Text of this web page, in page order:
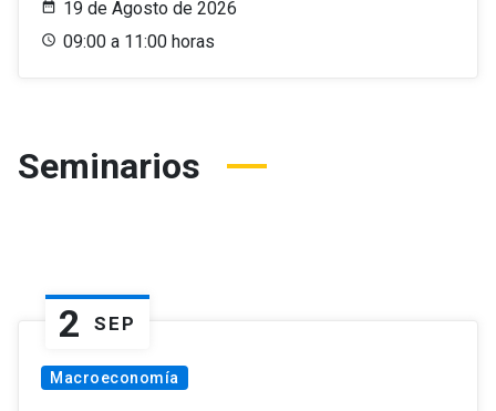
19 de Agosto de 2026
09:00 a 11:00 horas
Seminarios
2 SEP
Macroeconomía